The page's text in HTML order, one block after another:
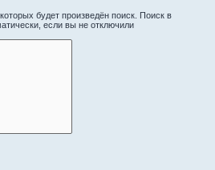
будет произведён поиск. Поиск в
если вы не отключили